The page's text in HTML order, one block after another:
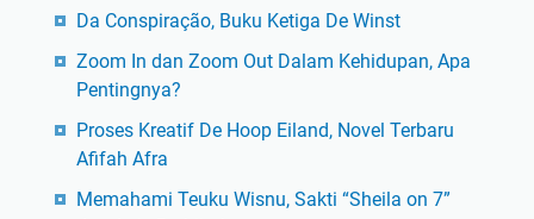
Da Conspiração, Buku Ketiga De Winst
Zoom In dan Zoom Out Dalam Kehidupan, Apa
Pentingnya?
Proses Kreatif De Hoop Eiland, Novel Terbaru
Afifah Afra
Memahami Teuku Wisnu, Sakti “Sheila on 7”